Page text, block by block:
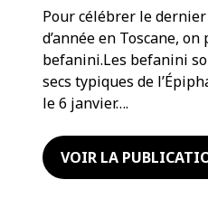
Pour célébrer le
d’année en Toscane,
befanini.Les befanini
secs typiques de
le 6 janvier….
VOIR LA